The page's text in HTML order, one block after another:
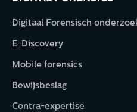
Digitaal Forensisch
E-Discovery
Mobile forensics
Bewijsbeslag
Contra-expertise